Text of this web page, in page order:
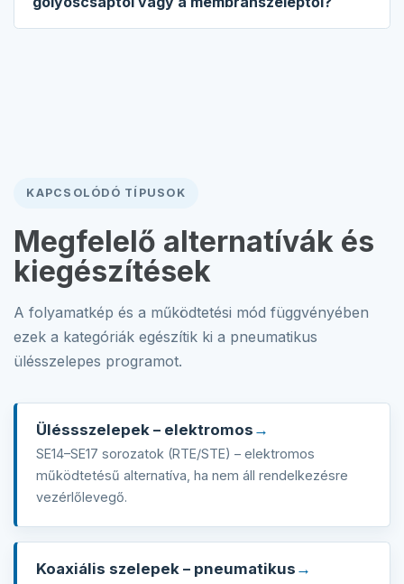
KAPCSOLÓDÓ TÍPUSOK
Megfelelő alternatívák és
kiegészítések
A folyamatkép és a működtetési mód függvényében
ezek a kategóriák egészítik ki a pneumatikus
ülésszelepes programot.
Üléssszelepek – elektromos
SE14–SE17 sorozatok (RTE/STE) – elektromos
működtetésű alternatíva, ha nem áll rendelkezésre
vezérlőlevegő.
Koaxiális szelepek – pneumatikus